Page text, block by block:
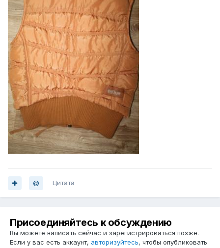
Цитата
Присоединяйтесь к обсуждению
Вы можете написать сейчас и зарегистрироваться позже.
Если у вас есть аккаунт, авторизуйтесь, чтобы опубликовать